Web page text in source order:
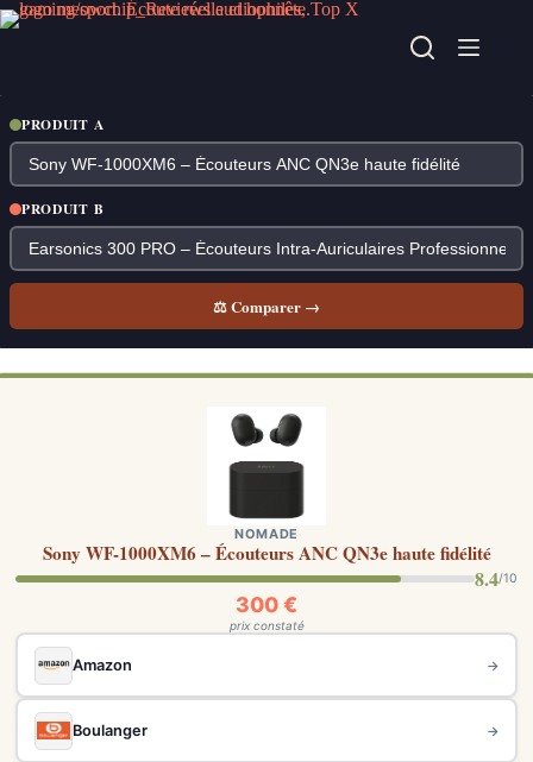
Passer
au
PRODUIT A
PRODUIT B
⚖ Comparer →
NOMADE
Sony WF-1000XM6 – Écouteurs ANC QN3e haute fidélité
8.4/10
300 €
prix constaté
Amazon →
Boulanger →